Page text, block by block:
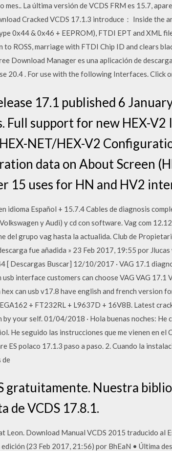
mes.. La última versión de VCDS FRM es 15.7,
Cracked VCDS 17.1.3 introduce： Inside the
0x44 & 0x46 + EEPROM), FTDI EPT and XML
ROSS, marriage with FTDI Chip ID and clears
Download Manager es una aplicación de
20.4 . For use with the following Interfaces. Click
17.1 published 6
Full support for new HEX-
HEX-NET/HEX-V2
data on About Screen
15 uses for HN and HV2
idioma Español + 15.7.4 Cables de diagnosis
y Audi) y cd con software. Vag com
del grupo vag hasta la actualida. Club de
fue añadida » 23 Feb 2017, 19:55 por
[ Descargas Buscar] 12/10/2017 · VAG 17.1
usb interface customers can choose VAG VAG
can usb v17.8 have english and french version
+ FT232RL + L9637D + 16V8B. Latest
your self. 01/04/2018 · Hola buenas noches: He
He seguido las instrucciones que me vienen en
ES polaco 17.1.3 paso a paso. 2. Cuando la
de
gratuitamente. Nuestra
de VCDS 17.8.1.
Leon. Download Manual VCDS 2015 traducido al
(23 Feb 2017, 21:56) por BhEaN • Última